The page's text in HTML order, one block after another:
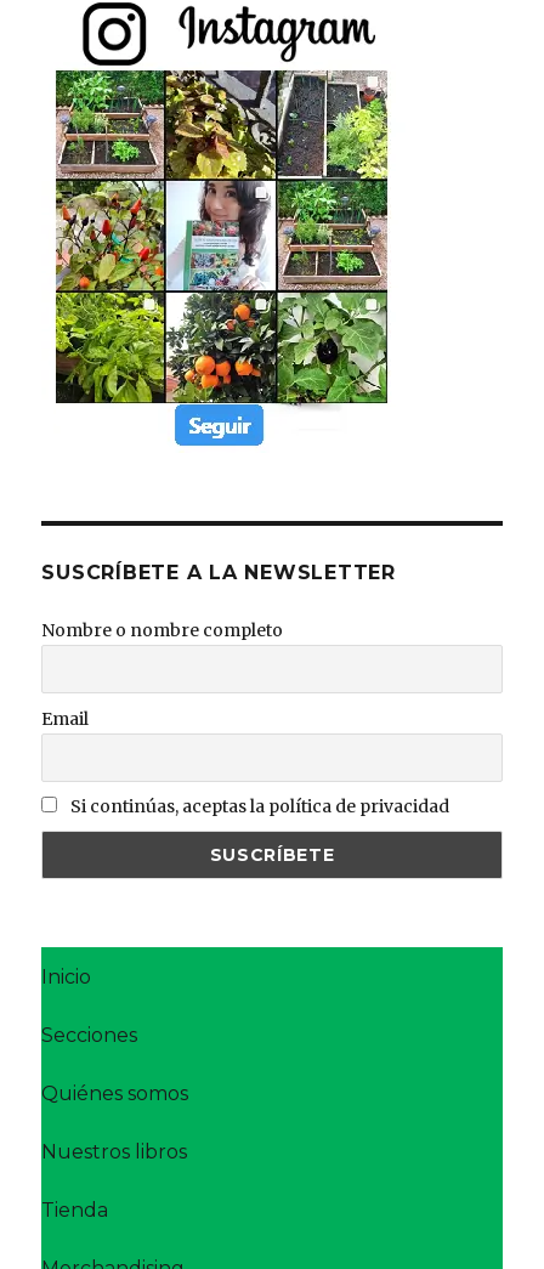
SUSCRÍBETE A LA NEWSLETTER
Nombre o nombre completo
Email
Si continúas, aceptas la política de privacidad
Inicio
Secciones
Quiénes somos
Nuestros libros
Tienda